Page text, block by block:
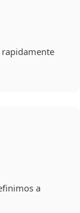
rapidamente
a